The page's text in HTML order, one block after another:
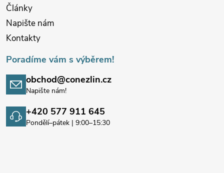
Články
Napište nám
Kontakty
Poradíme vám s výběrem!
obchod@conezlin.cz
Napište nám!
+420 577 911 645
Pondělí–pátek | 9:00–15:30